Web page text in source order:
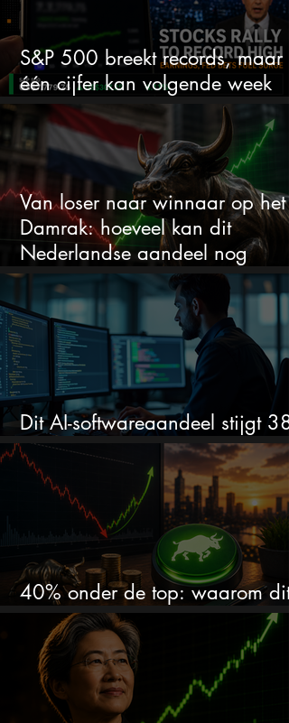
S&P 500 breekt records, maar
één cijfer kan volgende week
alles veranderen
Van loser naar winnaar op het
Damrak: hoeveel kan dit
Nederlandse aandeel nog
stijgen?
Dit AI-softwareaandeel stijgt
en zet de SaaS-crash op zijn
40% onder de top: waarom dit
aandeel weer interessant wordt